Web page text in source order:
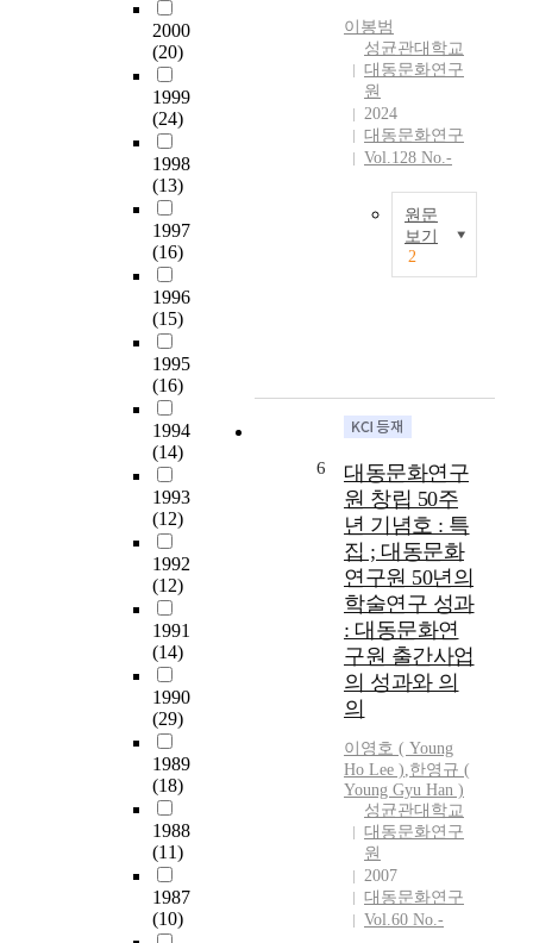
2000
(20)
1999
(24)
1998
(13)
1997
(16)
1996
(15)
1995
(16)
1994
(14)
1993
(12)
1992
(12)
1991
(14)
1990
(29)
1989
(18)
1988
(11)
1987
(10)
이봉범
성균관대학교
대동문화연구
원
2024
대동문화연구
Vol.128 No.-
원문
보기
2
6
대동문화연구
원 창립 50주
년 기념호 : 특
집 ; 대동문화
연구원 50년의
학술연구 성과
: 대동문화연
구원 출간사업
의 성과와 의
의
이영호 ( Young
Ho Lee ),한영규 (
Young Gyu Han )
성균관대학교
대동문화연구
원
2007
대동문화연구
Vol.60 No.-